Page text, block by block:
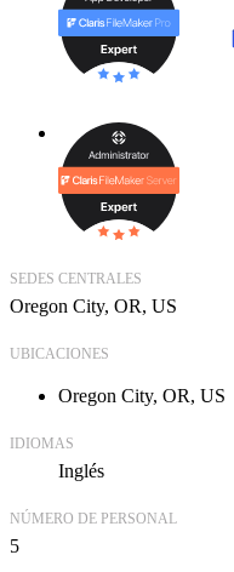
SEDES CENTRALES
Oregon City, OR, US
UBICACIONES
Oregon City, OR, US
IDIOMAS
Inglés
NÚMERO DE PERSONAL
5